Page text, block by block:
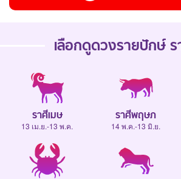
เลือกดูดวงรายปักษ์ร
ราศีเมษ
13 เม.ย.-13 พ.ค.
ราศีพฤษภ
14 พ.ค.-13 มิ.ย.